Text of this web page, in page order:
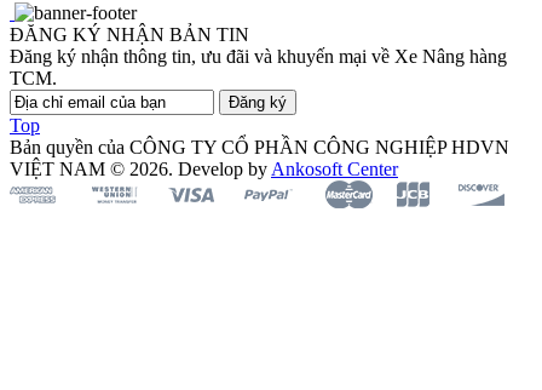
ĐĂNG KÝ NHẬN BẢN TIN
Đăng ký nhận thông tin, ưu đãi và khuyến mại về Xe Nâng hàng
TCM.
Đăng ký
Top
Bản quyền của CÔNG TY CỔ PHẦN CÔNG NGHIỆP HDVN
VIỆT NAM © 2026. Develop by Ankosoft Center